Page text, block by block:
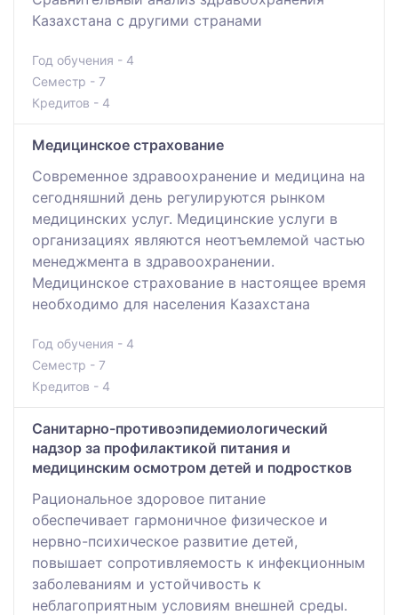
Казахстана с другими странами
Год обучения - 4
Семестр - 7
Кредитов - 4
Медицинское страхование
Современное здравоохранение и медицина на
сегодняшний день регулируются рынком
медицинских услуг. Медицинские услуги в
организациях являются неотъемлемой частью
менеджмента в здравоохранении.
Медицинское страхование в настоящее время
необходимо для населения Казахстана
Год обучения - 4
Семестр - 7
Кредитов - 4
Санитарно-противоэпидемиологический
надзор за профилактикой питания и
медицинским осмотром детей и подростков
Рациональное здоровое питание
обеспечивает гармоничное физическое и
нервно-психическое развитие детей,
повышает сопротивляемость к инфекционным
заболеваниям и устойчивость к
неблагоприятным условиям внешней среды.